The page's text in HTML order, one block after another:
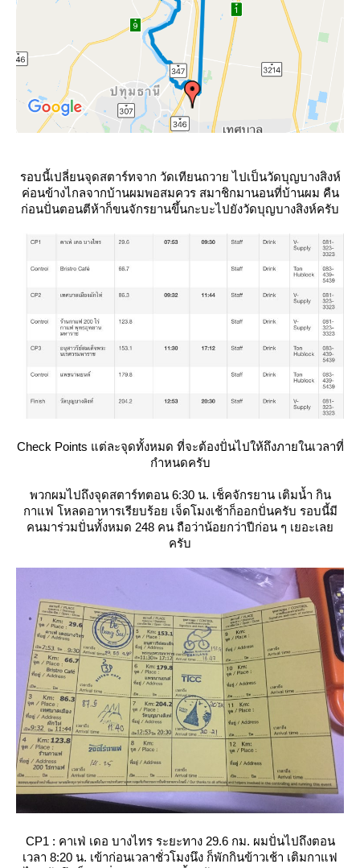
รอบนี้เปลี่ยนจุดสตาร์ทจาก วัดเทียนถวาย ไปเป็นวัดบุญบางสิงห์
ค่อนข้างไกลจากบ้านผมพอสมควร สมาชิกมานอนที่บ้านผม คืน
ก่อนปั่นตอนตีห้าก็ขนจักรยานขึ้นกะบะไปยังวัดบุญบางสิงห์ครับ
Check Points แต่ละจุดทั้งหมด ที่จะต้องปั่นไปให้ถึงภายในเวลาที่
กำหนดครับ
พวกผมไปถึงจุดสตาร์ทตอน 6:30 น. เช็คจักรยาน เติมน้ำ กิน
กาแฟ โหลดอาหารเรียบร้อย เจ็ดโมงเช้าก็ออกปั่นครับ รอบนี้มี
คนมาร่วมปั่นทั้งหมด 248 คน ถือว่าน้อยกว่าปีก่อน ๆ เยอะเล
ครับ
CP1 : คาเฟ่ เดอ บางไทร ระยะทาง 29.6 กม. ผมปั่นไปถึงตอน
เวลา 8:20 น. เข้าก่อนเวลาชั่วโมงนึง ก็พักกินข้าวเช้า เติมกาแฟ